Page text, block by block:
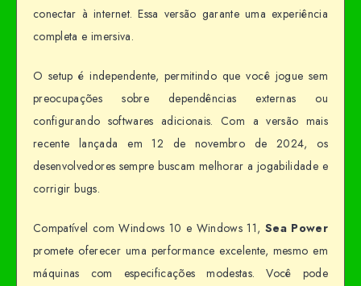
conectar à internet. Essa versão garante uma experiência
completa e imersiva.
O setup é independente, permitindo que você jogue sem
preocupações sobre dependências externas ou
configurando softwares adicionais. Com a versão mais
recente lançada em 12 de novembro de 2024, os
desenvolvedores sempre buscam melhorar a jogabilidade e
corrigir bugs.
Compatível com Windows 10 e Windows 11, Sea Power
promete oferecer uma performance excelente, mesmo em
máquinas com especificações modestas. Você pode